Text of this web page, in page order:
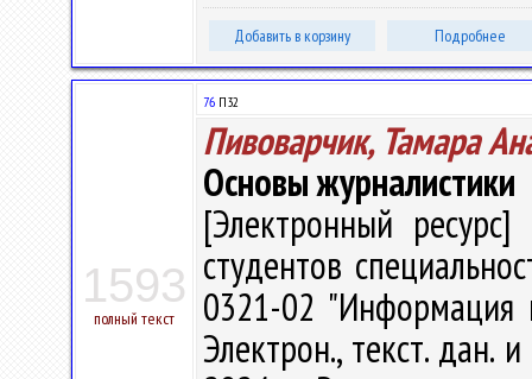
Добавить в корзину Подробнее
1593
полный текст
76 П32
Пивоварчик, Тамара
Основы журналистики
[Электронный
студентов
0321-02
Электрон., текст. дан.